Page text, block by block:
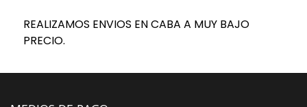
REALIZAMOS ENVIOS EN CABA A MUY BAJO
PRECIO.